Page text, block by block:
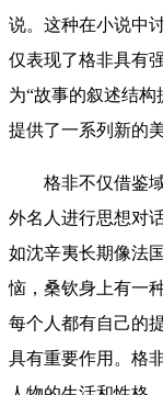
说。这种在小说中
仅表现了格非具有
为“故事的叙述结构
提供了一系列新的
格非不仅借鉴域
外名人进行思想对
如沈辛夷长期像法
恼，桑钦身上有一
每个人都有自己的
具有重要作用。格